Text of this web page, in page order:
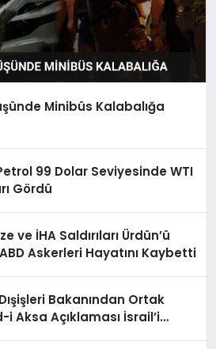
Minibüs Kalabalığa
99 Dolar Seviyesinde WTI
Gördü
ve İHA Saldırıları Ürdün’ü
Askerleri Hayatını Kaybetti
Bakanından Ortak
i Aksa Açıklaması İsrail’i